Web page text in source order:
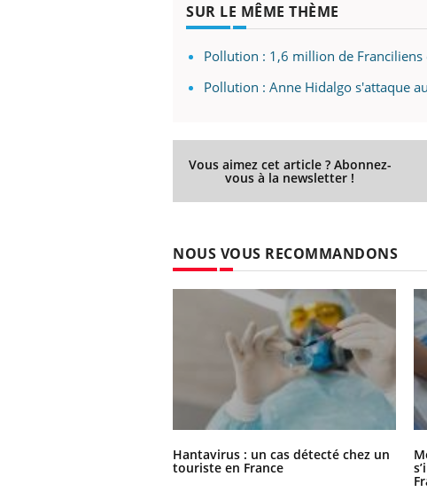
SUR LE MÊME THÈME
Pollution : 1,6 million de Franciliens
Pollution : Anne Hidalgo s'attaque
Vous aimez cet article ? Abonnez-
vous à la newsletter !
NOUS VOUS RECOMMANDONS
Hantavirus : un cas détecté chez un
touriste en France